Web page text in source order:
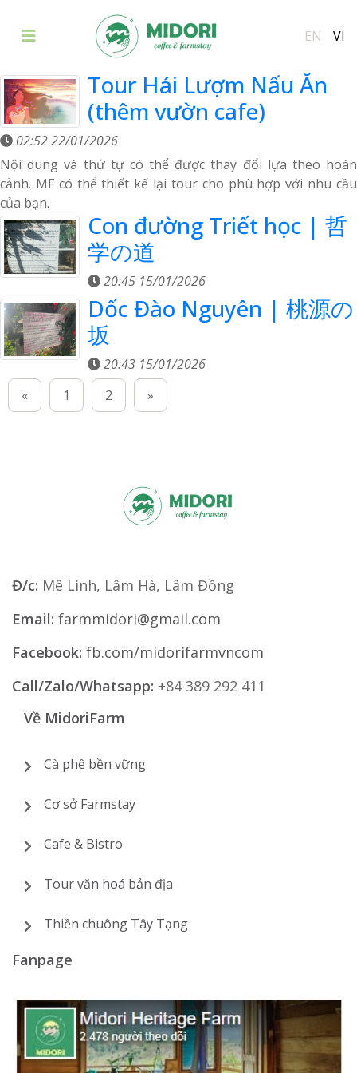
EN VI
Tour Hái Lượm Nấu Ăn
(thêm vườn cafe)
02:52 22/01/2026
Nội dung và thứ tự có thể được thay đổi lựa theo hoàn
cảnh. MF có thể thiết kế lại tour cho phù hợp với nhu cầu
của bạn.
Con đường Triết học | 哲
学の道
20:45 15/01/2026
Dốc Đào Nguyên | 桃源の
坂
20:43 15/01/2026
«
1 2 »
Đ/c: Mê Linh, Lâm Hà, Lâm Đồng
Email: farmmidori@gmail.com
Facebook: fb.com/midorifarmvncom
Call/Zalo/Whatsapp: +84 389 292 411
Về MidoriFarm
Cà phê bền vững
Cơ sở Farmstay
Cafe & Bistro
Tour văn hoá bản địa
Thiền chuông Tây Tạng
Fanpage